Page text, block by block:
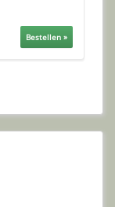
Bestellen »